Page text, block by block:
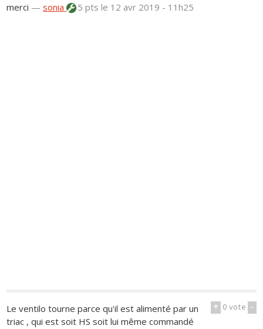
merci —sonia 5 ptsle 12 avr 2019 - 11h25
+ 0vote -
Le ventilo tourne parce qu'il est alimenté par un
triac , qui est soit HS soit lui même commandé